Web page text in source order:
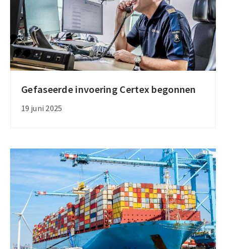
Gefaseerde invoering Certex begonnen
19 juni 2025
Gefaseerde
invoering